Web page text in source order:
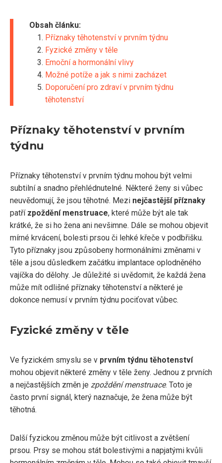
Obsah článku:
Příznaky těhotenství v prvním týdnu
Fyzické změny v těle
Emoční a hormonální vlivy
Možné potíže a jak s nimi zacházet
Doporučení pro zdraví v prvním týdnu
těhotenství
Příznaky těhotenství v prvním
týdnu
Příznaky těhotenství v prvním týdnu mohou být velmi
subtilní a snadno přehlédnutelné. Některé ženy si vůbec
neuvědomují, že jsou těhotné. Mezi nejčastější příznaky
patří zpoždění menstruace, které může být ale tak
krátké, že si ho žena ani nevšimne. Dále se mohou objevit
mírné krvácení, bolesti prsou či lehké křeče v podbřišku.
Tyto příznaky jsou způsobeny hormonálními změnami v
těle a jsou důsledkem začátku implantace oplodněného
vajíčka do dělohy. Je důležité si uvědomit, že každá žena
může mít odlišné příznaky těhotenství a některé je
dokonce nemusí v prvním týdnu pociťovat vůbec.
Fyzické změny v těle
Ve fyzickém smyslu se v prvním týdnu těhotenství
mohou objevit některé změny v těle ženy. Jednou z prvních
a nejčastějších změn je zpoždění menstruace. Toto je
často první signál, který naznačuje, že žena může být
těhotná.
Další fyzickou změnou může být citlivost a zvětšení
prsou. Prsy se mohou stát bolestivými a napjatými kvůli